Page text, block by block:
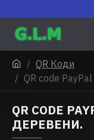
QR Коди
QR code PayPal
QR CODE
ДЕРЕВЕНИ.